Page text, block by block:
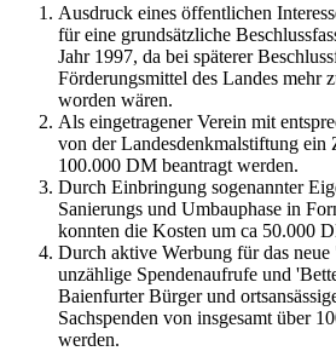
Ausdruck eines öffentlichen
für eine grundsätzliche
Jahr 1997, da bei späterer
Förderungsmittel des Landes mehr
worden wären.
Als eingetragener Verein mit
von der Landesdenkmalstiftung ein
100.000 DM beantragt werden.
Durch Einbringung sogenannter
Sanierungs und Umbauphase in
konnten die Kosten um ca 50.000
Durch aktive Werbung für das
unzählige Spendenaufrufe und
Baienfurter Bürger und
Sachspenden von insgesamt über
werden.